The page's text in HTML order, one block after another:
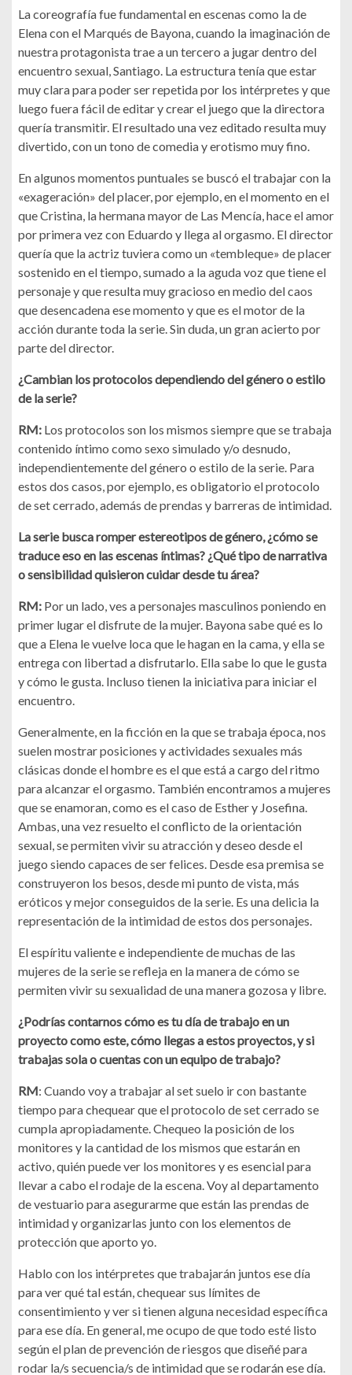
La coreografía fue fundamental en escenas como la de
Elena con el Marqués de Bayona, cuando la imaginación de
nuestra protagonista trae a un tercero a jugar dentro del
encuentro sexual, Santiago. La estructura tenía que estar
muy clara para poder ser repetida por los intérpretes y que
luego fuera fácil de editar y crear el juego que la directora
quería transmitir. El resultado una vez editado resulta muy
divertido, con un tono de comedia y erotismo muy fino.
En algunos momentos puntuales se buscó el trabajar con la
«exageración» del placer, por ejemplo, en el momento en el
que Cristina, la hermana mayor de Las Mencía, hace el amor
por primera vez con Eduardo y llega al orgasmo. El director
quería que la actriz tuviera como un «tembleque» de placer
sostenido en el tiempo, sumado a la aguda voz que tiene el
personaje y que resulta muy gracioso en medio del caos
que desencadena ese momento y que es el motor de la
acción durante toda la serie. Sin duda, un gran acierto por
parte del director.
¿Cambian los protocolos dependiendo del género o estilo
de la serie?
RM: Los protocolos son los mismos siempre que se trabaja
contenido íntimo como sexo simulado y/o desnudo,
independientemente del género o estilo de la serie. Para
estos dos casos, por ejemplo, es obligatorio el protocolo
de set cerrado, además de prendas y barreras de intimidad.
La serie busca romper estereotipos de género, ¿cómo se
traduce eso en las escenas íntimas? ¿Qué tipo de narrativa
o sensibilidad quisieron cuidar desde tu área?
RM: Por un lado, ves a personajes masculinos poniendo en
primer lugar el disfrute de la mujer. Bayona sabe qué es lo
que a Elena le vuelve loca que le hagan en la cama, y ella se
entrega con libertad a disfrutarlo. Ella sabe lo que le gusta
y cómo le gusta. Incluso tienen la iniciativa para iniciar el
encuentro.
Generalmente, en la ficción en la que se trabaja época, nos
suelen mostrar posiciones y actividades sexuales más
clásicas donde el hombre es el que está a cargo del ritmo
para alcanzar el orgasmo. También encontramos a mujeres
que se enamoran, como es el caso de Esther y Josefina.
Ambas, una vez resuelto el conflicto de la orientación
sexual, se permiten vivir su atracción y deseo desde el
juego siendo capaces de ser felices. Desde esa premisa se
construyeron los besos, desde mi punto de vista, más
eróticos y mejor conseguidos de la serie. Es una delicia la
representación de la intimidad de estos dos personajes.
El espíritu valiente e independiente de muchas de las
mujeres de la serie se refleja en la manera de cómo se
permiten vivir su sexualidad de una manera gozosa y libre.
¿Podrías contarnos cómo es tu día de trabajo en un
proyecto como este, cómo llegas a estos proyectos, y si
trabajas sola o cuentas con un equipo de trabajo?
RM: Cuando voy a trabajar al set suelo ir con bastante
tiempo para chequear que el protocolo de set cerrado se
cumpla apropiadamente. Chequeo la posición de los
monitores y la cantidad de los mismos que estarán en
activo, quién puede ver los monitores y es esencial para
llevar a cabo el rodaje de la escena. Voy al departamento
de vestuario para asegurarme que están las prendas de
intimidad y organizarlas junto con los elementos de
protección que aporto yo.
Hablo con los intérpretes que trabajarán juntos ese día
para ver qué tal están, chequear sus límites de
consentimiento y ver si tienen alguna necesidad específica
para ese día. En general, me ocupo de que todo esté listo
según el plan de prevención de riesgos que diseñé para
rodar la/s secuencia/s de intimidad que se rodarán ese día.